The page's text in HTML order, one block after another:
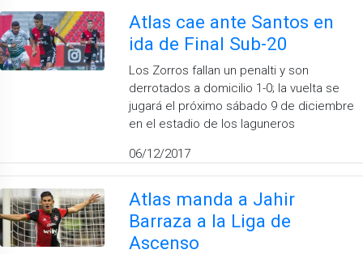
Atlas cae ante Santos en
ida de Final Sub-20
Los Zorros fallan un penalti y son
derrotados a domicilio 1-0; la vuelta se
jugará el próximo sábado 9 de diciembre
en el estadio de los laguneros
06/12/2017
Atlas manda a Jahir
Barraza a la Liga de
Ascenso